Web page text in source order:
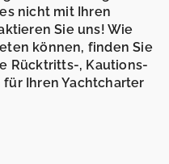
nicht mit Ihren
Sie uns! Wie
können, finden Sie
Rücktritts-, Kautions-
Ihren Yachtcharter